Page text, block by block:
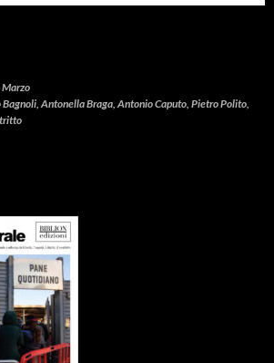
Marzo
Bagnoli, Antonella Braga, Antonio Caputo, Pietro Polito,